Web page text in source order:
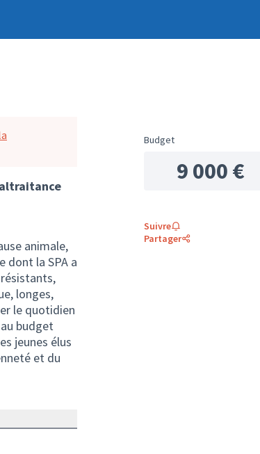
animale,
dont la SPA a
longes,
le quotidien
budget
jeunes élus
et du
Budget
9 000 €
Suivre
Partager